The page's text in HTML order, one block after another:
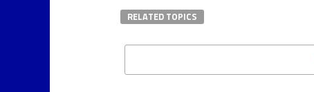
RELATED TOPICS